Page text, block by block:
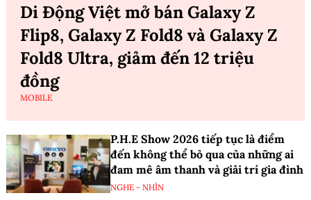
Di Động Việt mở bán Galaxy Z
Flip8, Galaxy Z Fold8 và Galaxy Z
Fold8 Ultra, giảm đến 12 triệu
đồng
MOBILE
P.H.E Show 2026 tiếp tục là điểm
đến không thể bỏ qua của những ai
đam mê âm thanh và giải trí gia đình
NGHE - NHÌN